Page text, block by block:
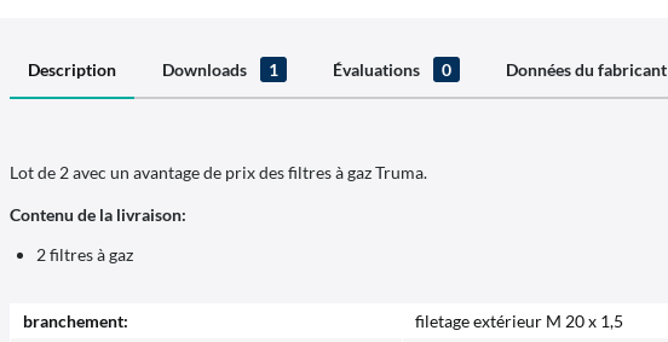
Description Downloads 1 Évaluations 0 Données du fabricant
Lot de 2 avec un avantage de prix des filtres à gaz Truma.
Contenu de la livraison:
2 filtres à gaz
branchement:
filetage extérieur M 20 x 1,5